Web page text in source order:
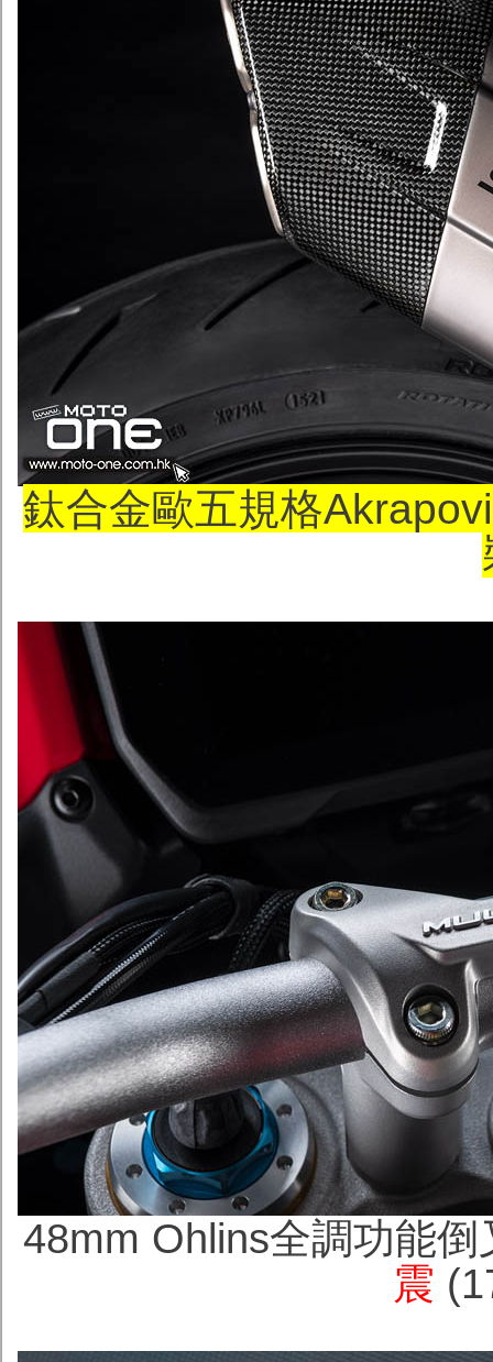
鈦合金歐五規格
48mm Ohlins全調功能倒
震